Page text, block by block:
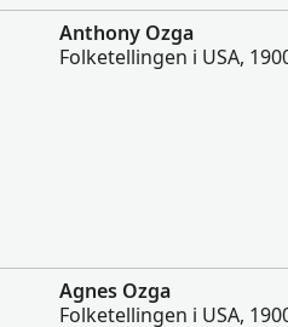
Anthony Ozga
Folketellingen i USA,
Agnes Ozga
Folketellingen i USA,